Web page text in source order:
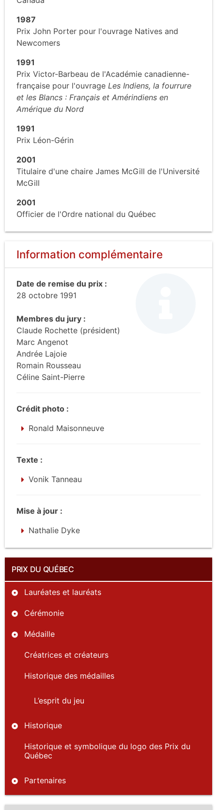
PRIX DU QUÉBEC
Lauréates et lauréats
Cérémonie
Médaille
Créatrices et créateurs
Historique des médailles
L’esprit du jeu
Historique
Historique et symbolique du logo des Prix du
Québec
Partenaires
1987
Prix John Porter pour l'ouvrage Natives and
Newcomers
1991
Prix Victor-Barbeau de l'Académie canadienne-
française pour l'ouvrage Les Indiens, la fourrure
et les Blancs : Français et Amérindiens en
Amérique du Nord
1991
Prix Léon-Gérin
2001
Titulaire d'une chaire James McGill de l'Université
McGill
2001
Officier de l'Ordre national du Québec
Information complémentaire
Date de remise du prix :
28 octobre 1991
Membres du jury :
Claude Rochette (président)
Marc Angenot
Andrée Lajoie
Romain Rousseau
Céline Saint-Pierre
Crédit photo :
Ronald Maisonneuve
Texte :
Vonik Tanneau
Mise à jour :
Nathalie Dyke